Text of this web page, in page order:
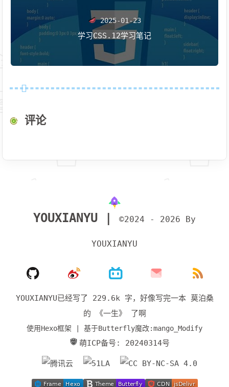
2025-01-23
学习CSS.12学习笔记
评论
YOUXIANYU | ©2024 - 2026 By
YOUXIANYU
YOUXIANYU已经写了 229.6k 字， 好像写完一本 莫泊桑
的 《一生》 了啊
使用Hexo框架 | 基于Butterfly魔改:mango_Modify
萌ICP备号: 20240314号